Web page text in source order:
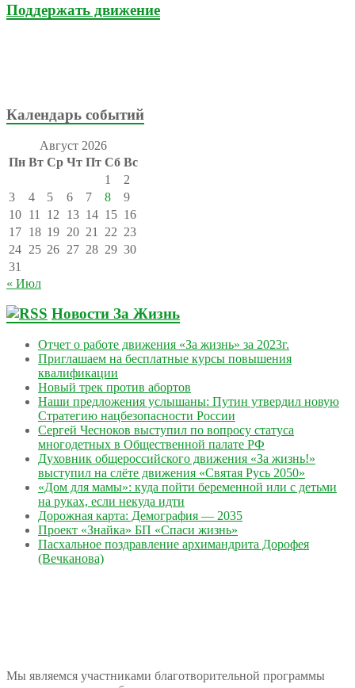
Поддержать движение
Календарь событий
Август 2026
Пн Вт Ср Чт Пт Сб Вс
1
2
3
4 5 6 7 8
9
10 11 12 13 14 15 16
17 18 19 20 21 22 23
24 25 26 27 28 29 30
31
« Июл
Новости За Жизнь
Отчет о работе движения «За жизнь» за 2023г.
Приглашаем на бесплатные курсы повышения
квалификации
Новый трек против абортов
Наши предложения услышаны: Путин утвердил новую
Стратегию нацбезопасности России
Сергей Чесноков выступил по вопросу статуса
многодетных в Общественной палате РФ
Духовник общероссийского движения «За жизнь!»
выступил на слёте движения «Святая Русь 2050»
«Дом для мамы»: куда пойти беременной или с детьми
на руках, если некуда идти
Дорожная карта: Демография — 2035
Проект «Знайка» БП «Спаси жизнь»
Пасхальное поздравление архимандрита Дорофея
(Вечканова)
Мы являемся участниками благотворительной программы